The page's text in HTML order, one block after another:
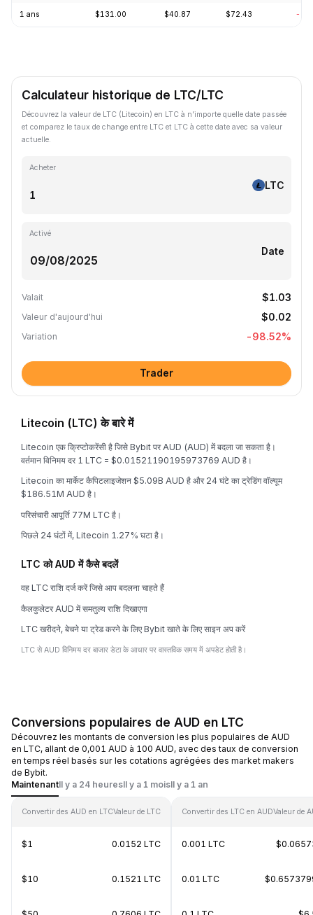
1 ans $131.00 $40.87 $72.43 -
Calculateur historique de LTC/LTC
Découvrez la valeur de LTC (Litecoin) en LTC à n'importe quelle date passée
et comparez le taux de change entre LTC et LTC à cette date avec sa valeur
actuelle.
Acheter
LTC
Activé
Date
Valait $1.03
Valeur d'aujourd'hui $0.02
Variation -98.52%
Trader
Litecoin (LTC) के बारे में
Litecoin एक क्रिप्टोकरेंसी है जिसे Bybit पर AUD (AUD) में बदला जा सकता है।
वर्तमान विनिमय दर 1 LTC = $0.01521190195973769 AUD है।
Litecoin का मार्केट कैपिटलाइजेशन $5.09B AUD है और 24 घंटे का ट्रेडिंग वॉल्यूम
$186.51M AUD है।
परिसंचारी आपूर्ति 77M LTC है।
पिछले 24 घंटों में, Litecoin 1.27% घटा है।
LTC को AUD में कैसे बदलें
वह LTC राशि दर्ज करें जिसे आप बदलना चाहते हैं
कैलकुलेटर AUD में समतुल्य राशि दिखाएगा
LTC खरीदने, बेचने या ट्रेड करने के लिए Bybit खाते के लिए साइन अप करें
LTC से AUD विनिमय दर बाजार डेटा के आधार पर वास्तविक समय में अपडेट होती है।
Conversions populaires de AUD en LTC
Découvrez les montants de conversion les plus populaires de AUD
en LTC, allant de 0,001 AUD à 100 AUD, avec des taux de conversion
en temps réel basés sur les cotations agrégées des market makers
de Bybit.
MaintenantIl y a 24 heuresIl y a 1 moisIl y a 1 an
Convertir des AUD en LTCValeur de LTC
$1 0.0152 LTC
$10 0.1521 LTC
Convertir des LTC en AUDValeur de
0.001 LTC
0.01 LTC